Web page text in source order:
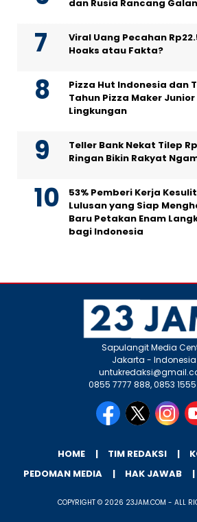
dan Rusia Rancang
Viral Uang Pecahan
Hoaks atau Fakta?
Pizza Hut Indonesia dan
Tahun Pizza Maker
Lingkungan
Teller Bank Nekat Tilep
Ringan Bikin Rakyat
53% Pemberi Kerja
Lulusan yang Siap
Baru Petakan Enam
bagi Indonesia
Sapulangit Media
Jakarta - Indonesia
0855 7777 888, 0853
HOME TIM REDAKSI
PEDOMAN MEDIA
HAK JAWAB
COPYRIGHT © 2026 23JAM.COM - ALL